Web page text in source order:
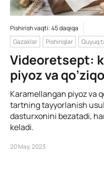
Pishirish vaqti: 45 daqiqa
Gazaklar
Pishiriqlar Quyuq
Videoretsept:
piyoz va
Karamellangan piyoz va
tartning tayyorlanish
dasturxonini bezatadi,
keladi.
20 May, 2023